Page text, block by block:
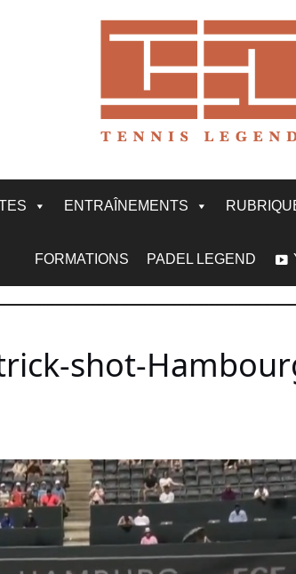
ENTRAÎNEMENTS
FORMATIONS PADEL LEGEND
shot-